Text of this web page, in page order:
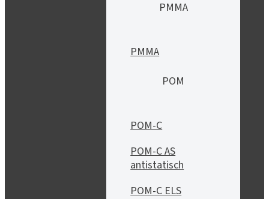
PMMA
PMMA
POM
POM-C
POM-C AS
antistatisch
POM-C ELS